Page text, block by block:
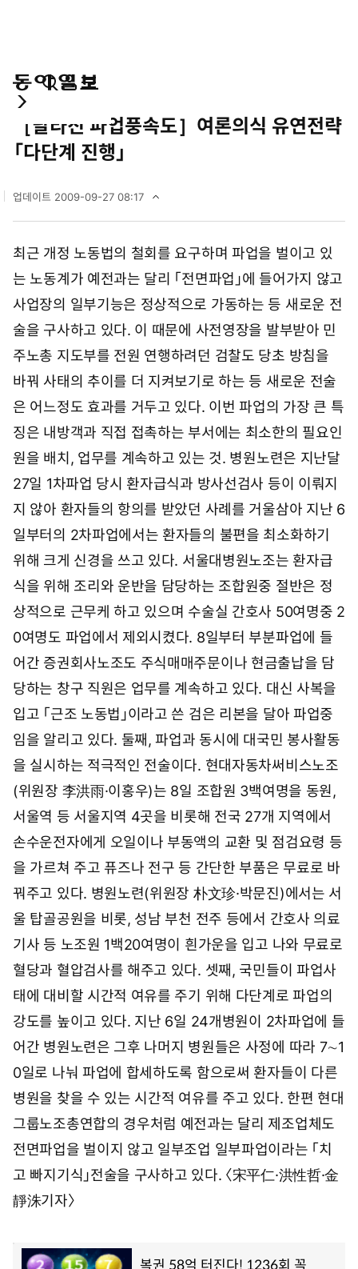
통
검
색
마
페
이
지
전
메
뉴
펼
기
사회
［달라진 파업풍속도］여론의식 유연전략
「다단계 진행」
업데이트 2009-09-27 08:17
9
년
9
월
7
일
8
1
7
분
최근 개정 노동법의 철회를 요구하며 파업을 벌이고 있
는 노동계가 예전과는 달리 「전면파업」에 들어가지 않고
사업장의 일부기능은 정상적으로 가동하는 등 새로운 전
술을 구사하고 있다. 이 때문에 사전영장을 발부받아 민
주노총 지도부를 전원 연행하려던 검찰도 당초 방침을
바꿔 사태의 추이를 더 지켜보기로 하는 등 새로운 전술
은 어느정도 효과를 거두고 있다. 이번 파업의 가장 큰 특
징은 내방객과 직접 접촉하는 부서에는 최소한의 필요인
원을 배치, 업무를 계속하고 있는 것. 병원노련은 지난달
27일 1차파업 당시 환자급식과 방사선검사 등이 이뤄지
지 않아 환자들의 항의를 받았던 사례를 거울삼아 지난 6
일부터의 2차파업에서는 환자들의 불편을 최소화하기
위해 크게 신경을 쓰고 있다. 서울대병원노조는 환자급
식을 위해 조리와 운반을 담당하는 조합원중 절반은 정
상적으로 근무케 하고 있으며 수술실 간호사 50여명중 2
0여명도 파업에서 제외시켰다. 8일부터 부분파업에 들
어간 증권회사노조도 주식매매주문이나 현금출납을 담
당하는 창구 직원은 업무를 계속하고 있다. 대신 사복을
입고 「근조 노동법」이라고 쓴 검은 리본을 달아 파업중
임을 알리고 있다. 둘째, 파업과 동시에 대국민 봉사활동
을 실시하는 적극적인 전술이다. 현대자동차써비스노조
(위원장 李洪雨·이홍우)는 8일 조합원 3백여명을 동원,
서울역 등 서울지역 4곳을 비롯해 전국 27개 지역에서
손수운전자에게 오일이나 부동액의 교환 및 점검요령 등
을 가르쳐 주고 퓨즈나 전구 등 간단한 부품은 무료로 바
꿔주고 있다. 병원노련(위원장 朴文珍·박문진)에서는 서
울 탑골공원을 비롯, 성남 부천 전주 등에서 간호사 의료
기사 등 노조원 1백20여명이 흰가운을 입고 나와 무료로
혈당과 혈압검사를 해주고 있다. 셋째, 국민들이 파업사
태에 대비할 시간적 여유를 주기 위해 다단계로 파업의
강도를 높이고 있다. 지난 6일 24개병원이 2차파업에 들
어간 병원노련은 그후 나머지 병원들은 사정에 따라 7∼1
0일로 나눠 파업에 합세하도록 함으로써 환자들이 다른
병원을 찾을 수 있는 시간적 여유를 주고 있다. 한편 현대
그룹노조총연합의 경우처럼 예전과는 달리 제조업체도
전면파업을 벌이지 않고 일부조업 일부파업이라는 「치
고 빠지기식」전술을 구사하고 있다. 〈宋平仁·洪性哲·金
靜洙기자〉